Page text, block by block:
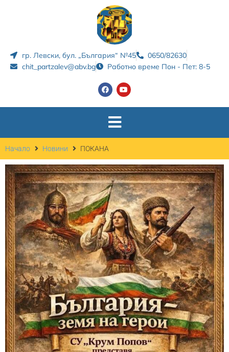
гр. Левски, бул. „България“ №45
0650/82630
chit_partzalev@abv.bg
Работно време Пон - Пет: 8-5
Начало Новини ПОКАНА